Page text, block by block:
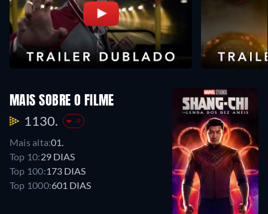
MAIS SOBRE O FILME
1130. -9
Mais alta:01.
Top 10:29 DIAS
Top 100:173 DIAS
Top 1000:601 DIAS